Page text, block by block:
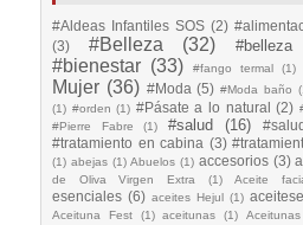
#Aldeas Infantiles SOS (2)
(3)
#Belleza (32) #belleza
#bienestar (33) #fango termal (1)
Mujer (36) #Moda (5) #Moda baño
(1) #orden (1) #Pásate a lo natural (2)
#Pierre Fabre
(1) #salud (16)
#tratamiento en cabina (3)
(1) abejas (1) Abuelos (1) accesorios (3)
de Oliva Virgen Extra
(1) Aceite
esenciales (6) aceites Hejul (1)
Aceituna Fest (1) aceitunas (1)